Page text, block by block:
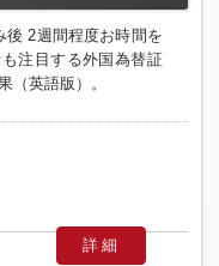
後 2週間程度お時間を
注目する外国為替証
（英語版）。
詳細